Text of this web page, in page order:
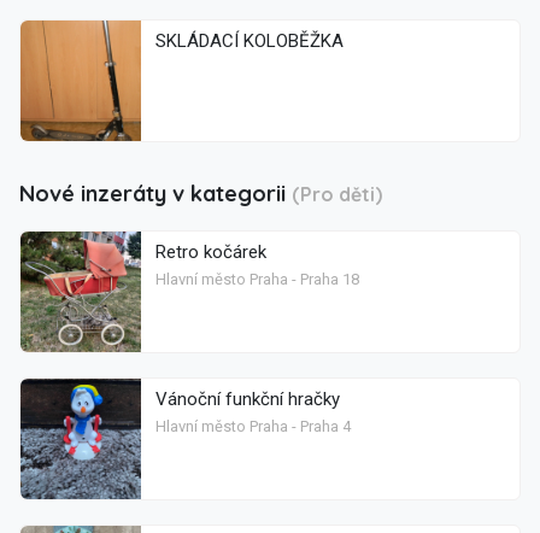
SKLÁDACÍ KOLOBĚŽKA
Nové inzeráty v kategorii (Pro děti)
Retro kočárek
Hlavní město Praha - Praha 18
Vánoční funkční hračky
Hlavní město Praha - Praha 4